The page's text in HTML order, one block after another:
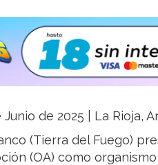
Junio de 2025 | La Rioja,
(Tierra del Fuego)
(OA) como